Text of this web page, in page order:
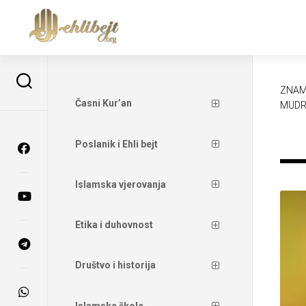
Časni Kur’an
Poslanik i Ehli bejt
Islamska vjerovanja
Etika i duhovnost
Društvo i historija